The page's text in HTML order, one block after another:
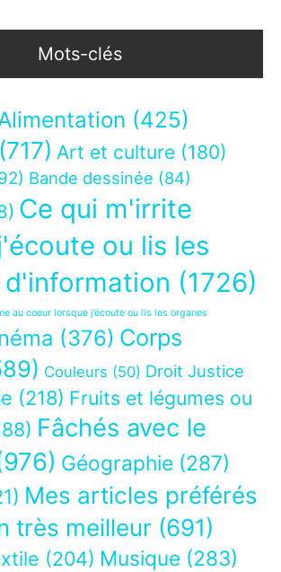
Mots-clés
(425)
(717) Art et culture (180)
Bande dessinée (84)
Ce qui m'irrite
ou lis les
(1726)
au coeur lorsque j’écoute ou lis les organes
(376) Corps
Couleurs (50) Droit Justice
(218) Fruits et légumes ou
Fâchés avec le
Géographie (287)
Mes articles préférés
très meilleur (691)
(204) Musique (283)